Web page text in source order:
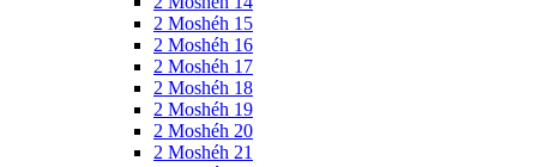
2 Moshéh 15
2 Moshéh 16
2 Moshéh 17
2 Moshéh 18
2 Moshéh 19
2 Moshéh 20
2 Moshéh 21